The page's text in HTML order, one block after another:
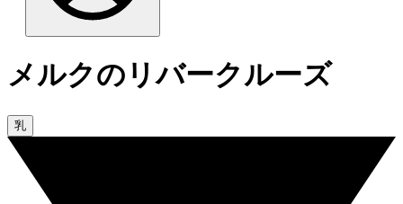
メルクのリバークルーズ
乳